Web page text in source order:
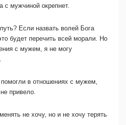
с мужчиной окрепнет.
Если назвать волей Бога
будет перечить всей морали. Но
с мужем, я не могу
в отношениях с мужем,
привело.
не хочу, но и не хочу терять